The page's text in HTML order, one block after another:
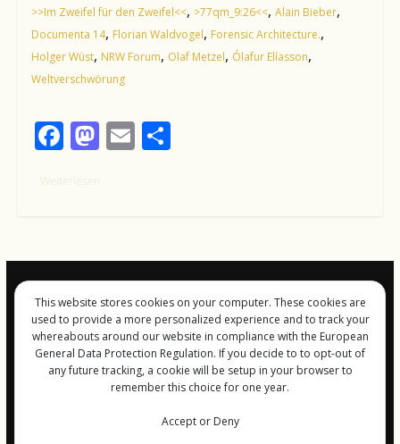
>>Im Zweifel für den Zweifel<<, >77qm_9:26<<, Alain Bieber,
Documenta 14, Florian Waldvogel, Forensic Architecture.,
Holger Wüst, NRW Forum, Olaf Metzel, Ólafur Elíasson,
Weltverschwörung
F
e
o
k
M
n
E T
Weiterlesen
Impressum und
Datenschutz
FreiGeist-Magzine. Alle Rechte vorbehalten.
This website stores cookies on your computer. These cookies are
used to provide a more personalized experience and to track your
whereabouts around our website in compliance with the European
General Data Protection Regulation. If you decide to to opt-out of
any future tracking, a cookie will be setup in your browser to
remember this choice for one year.
Accept or Deny